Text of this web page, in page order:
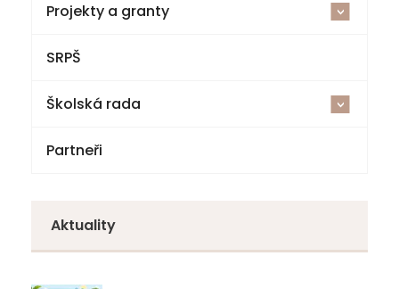
Projekty a granty <
Šablony V ZŠ a MŠ Jestřebí
Cvičná kuchyňka a polytechnická dílna
Národní plán obnovy – komponenta 3.1
SRPŠ
Školská rada <
Volby
Partneři
Aktuality